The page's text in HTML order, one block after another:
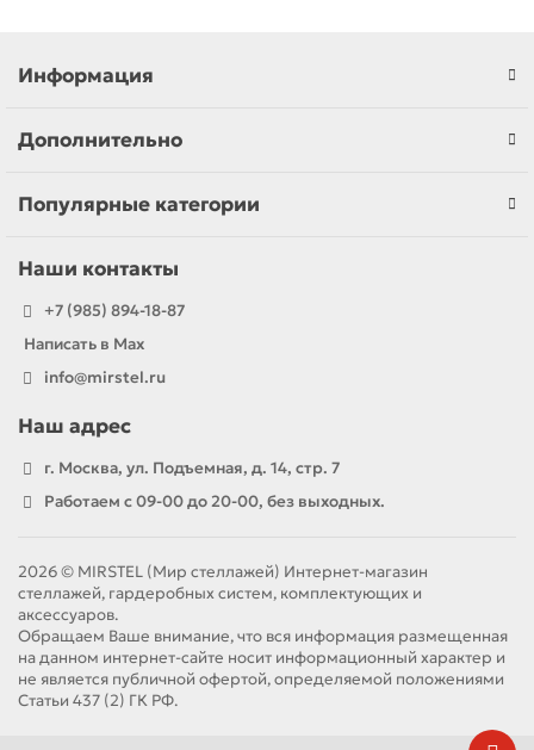
Информация
Дополнительно
Популярные категории
Наши контакты
+7 (985) 894-18-87
Написать в Max
info@mirstel.ru
Наш адрес
г. Москва, ул. Подъемная, д. 14, стр. 7
Работаем с 09-00 до 20-00, без выходных.
2026 © MIRSTEL (Мир стеллажей) Интернет-магазин
стеллажей, гардеробных систем, комплектующих и
аксессуаров.
Обращаем Ваше внимание, что вся информация размещенная
на данном интернет-сайте носит информационный характер и
не является публичной офертой, определяемой положениями
Статьи 437 (2) ГК РФ.